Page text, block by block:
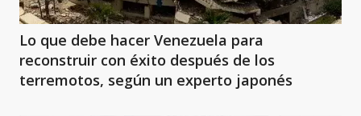
Lo que debe hacer Venezuela para
reconstruir con éxito después de los
terremotos, según un experto japonés